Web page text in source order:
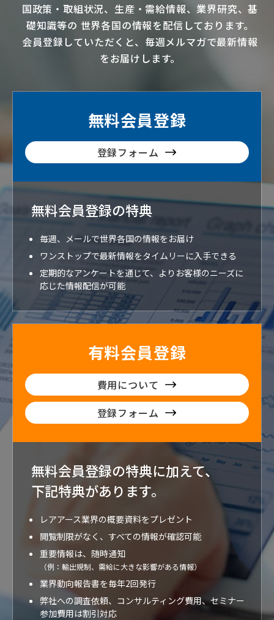
国政策・取組状況、生産・需給情報、業界研究、基
礎知識等の 世界各国の情報を配信 しております。
会員登録していただくと、毎週メルマガで最新情報
をお届けします。
無料会員登録
登録フォーム
無料会員登録の特典
毎週、メールで世界各国の情報をお届け
ワンストップで最新情報をタイムリーに入手できる
定期的なアンケートを通じて、よりお客様のニーズに
応じた情報配信が可能
有料会員登録
費用について
登録フォーム
無料会員登録の特典に加えて、
下記特典があります。
レアアース業界の概要資料をプレゼント
閲覧制限がなく、すべての情報が確認可能
重要情報は、随時通知
（例：輸出規制、需給に大きな影響がある情報）
業界動向報告書を毎年2回発行
弊社への調査依頼、コンサルティング費用、セミナー
参加費用は割引対応